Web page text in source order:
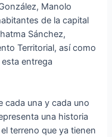
Manolo
de la capital
Sánchez,
Territorial, así como
entrega
cada una y cada uno
una historia
terreno que ya tienen